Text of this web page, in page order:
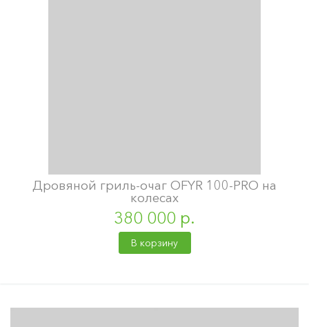
Дровяной гриль-очаг OFYR 100-PRO на
колесах
380 000 р.
В корзину